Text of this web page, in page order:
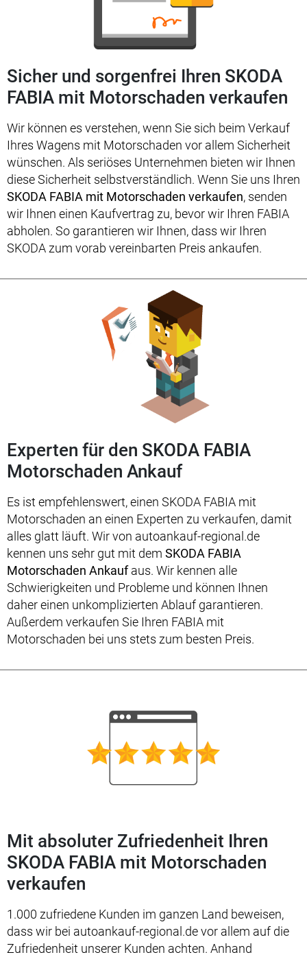
Sicher und sorgenfrei Ihren SKODA
FABIA mit Motorschaden verkaufen
Wir können es verstehen, wenn Sie sich beim Verkauf
Ihres Wagens mit Motorschaden vor allem Sicherheit
wünschen. Als seriöses Unternehmen bieten wir Ihnen
diese Sicherheit selbstverständlich. Wenn Sie uns Ihren
SKODA FABIA mit Motorschaden verkaufen, senden
wir Ihnen einen Kaufvertrag zu, bevor wir Ihren FABIA
abholen. So garantieren wir Ihnen, dass wir Ihren
SKODA zum vorab vereinbarten Preis ankaufen.
Experten für den SKODA FABIA
Motorschaden Ankauf
Es ist empfehlenswert, einen SKODA FABIA mit
Motorschaden an einen Experten zu verkaufen, damit
alles glatt läuft. Wir von autoankauf-regional.de
kennen uns sehr gut mit dem SKODA FABIA
Motorschaden Ankaufaus. Wir kennen alle
Schwierigkeiten und Probleme und können Ihnen
daher einen unkomplizierten Ablauf garantieren.
Außerdem verkaufen Sie Ihren FABIA mit
Motorschaden bei uns stets zum besten Preis.
Mit absoluter Zufriedenheit Ihren
SKODA FABIA mit Motorschaden
verkaufen
1.000 zufriedene Kunden im ganzen Land beweisen,
dass wir bei autoankauf-regional.de vor allem auf die
Zufriedenheit unserer Kunden achten. Anhand